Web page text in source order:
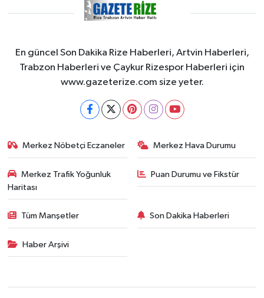
En güncel Son Dakika Rize Haberleri, Artvin Haberleri,
Trabzon Haberleri ve Çaykur Rizespor Haberleri için
www.gazeterize.com size yeter.
Merkez Nöbetçi Eczaneler Merkez Hava Durumu
Merkez Trafik Yoğunluk
Haritası
Puan Durumu ve Fikstür
Tüm Manşetler Son Dakika Haberleri
Haber Arşivi